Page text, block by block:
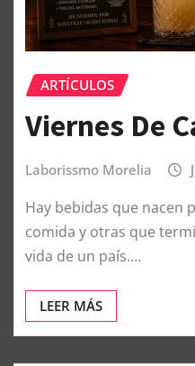
ARTÍCULOS
Viernes De
Laborissmo Morelia
Hay bebidas que nacen
comida y otras que
vida de un país.…
LEER MÁS